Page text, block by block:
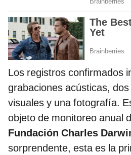
Los registros confirmados
grabaciones acústicas,
visuales y una fotografía.
objeto de monitoreo anual
Fundación Charles
sorprendente, esta es la